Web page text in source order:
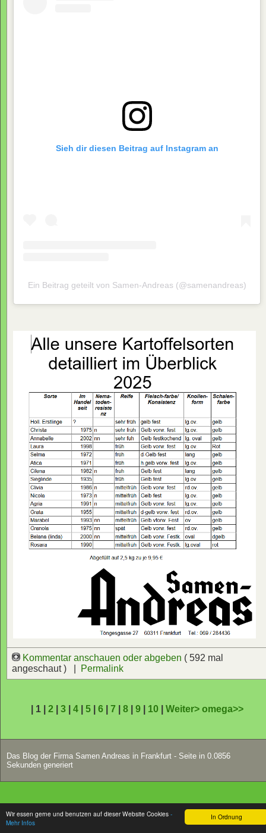
In Ordnung
Wir essen gerne und benutzen auf dieser Website Cookies -
Mehr Infos
Sieh dir diesen Beitrag auf Instagram an
Ein Beitrag geteilt von Samen-Andreas (@samenandreas)
Kommentar anschauen oder abgeben ( 592 mal
angeschaut ) |
Permalink
| 1 | 2| 3| 4| 5| 6| 7 8| 9| 10| Weiter> omega>>
Das Blog der Firma Samen Andreas in Frankfurt - Seite in 0.0856
Sekunden generiert